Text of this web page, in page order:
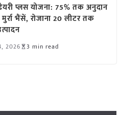
प्लस योजना: 75% तक अनुदान
भैंसें, रोजाना 20 लीटर तक
2026 3 min read